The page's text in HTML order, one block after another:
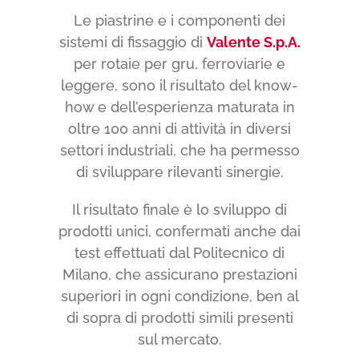
Le piastrine e i componenti dei
sistemi di fissaggio di Valente S.p.A.
per rotaie per gru, ferroviarie e
leggere, sono il risultato del know-
how e dell’esperienza maturata in
oltre 100 anni di attività in diversi
settori industriali, che ha permesso
di sviluppare rilevanti sinergie.
Il risultato finale è lo sviluppo di
prodotti unici, confermati anche dai
test effettuati dal Politecnico di
Milano, che assicurano prestazioni
superiori in ogni condizione, ben al
di sopra di prodotti simili presenti
sul mercato.